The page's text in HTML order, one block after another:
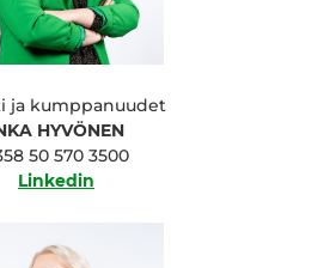
ja kumppanuudet
HYVÖNEN
50 570 3500
Linkedin